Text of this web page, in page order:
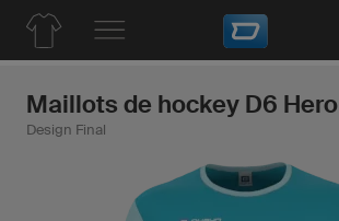
Maillots de hockey D6 Hero
Design Final